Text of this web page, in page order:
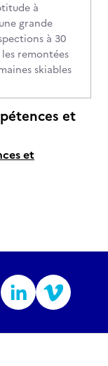
à
grande
à 30
remontées
skiables
et
et